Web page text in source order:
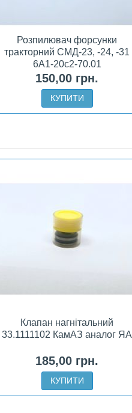
Розпилювач форсунки
тракторний СМД-23, -24, -31
6А1-20с2-70.01
150,00 грн.
КУПИТИ
Клапан нагнітальний
33.1111102 КамАЗ аналог ЯА
185,00 грн.
КУПИТИ